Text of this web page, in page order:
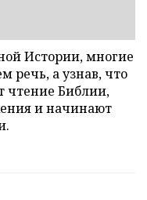
Истории, многие
речь, а узнав, что
чтение Библии,
и начинают